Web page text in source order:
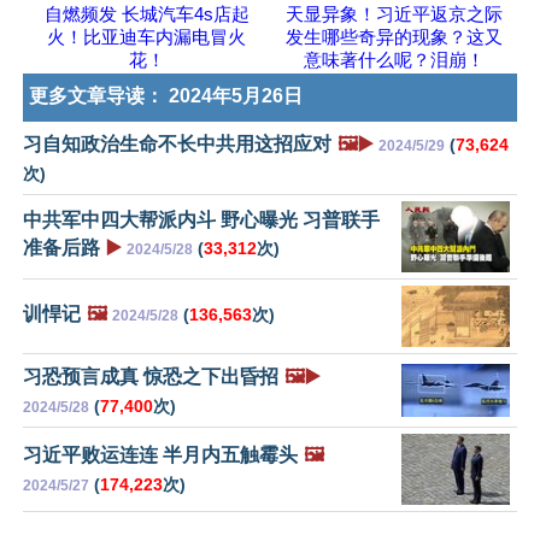
自燃频发 长城汽车4s店起
火！比亚迪车内漏电冒火
花！
天显异象！习近平返京之际
发生哪些奇异的现象？这又
意味著什么呢？泪崩！
更多文章导读： 2024年5月26日
习自知政治生命不长中共用这招应对 🖼️▶️ 2024/5/29 (73,624
次)
中共军中四大帮派内斗 野心曝光 习普联手
准备后路 ▶️ 2024/5/28 (33,312次)
训悍记 🖼️ 2024/5/28 (136,563次)
习恐预言成真 惊恐之下出昏招 🖼️▶️
2024/5/28 (77,400次)
习近平败运连连 半月内五触霉头 🖼️
2024/5/27 (174,223次)